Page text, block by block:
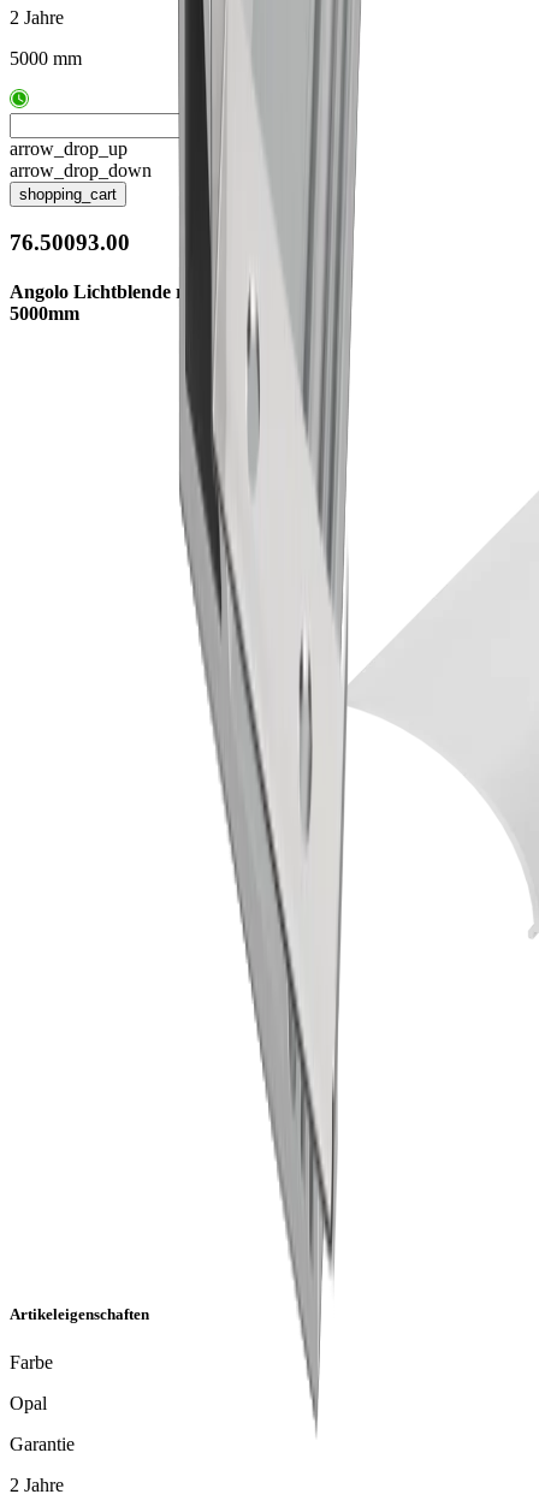
2 Jahre
5000 mm
arrow_drop_up
arrow_drop_down
shopping_cart
76.50093.00
Angolo Lichtblende rund opal
5000mm
Artikeleigenschaften
Farbe
Opal
Garantie
2 Jahre